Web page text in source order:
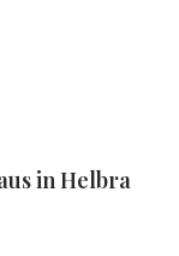
in Helbra